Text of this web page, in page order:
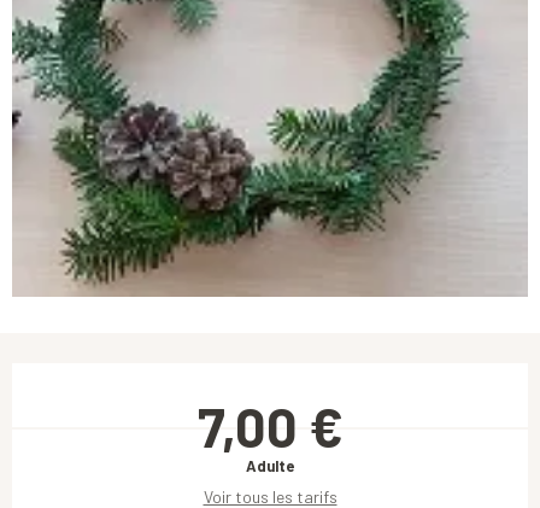
7,00 €
Adulte
Voir tous les tarifs